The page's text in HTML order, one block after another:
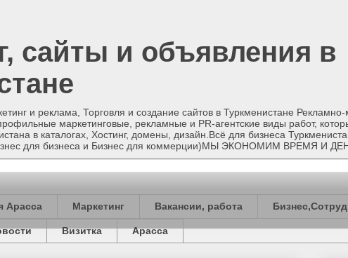
сайты и объявления в
и реклама, Торговля и создание сайтов в Туркменистане
маркетинговые, рекламные и PR-агентские виды работ,
в каталогах, Хостинг, домены, дизайн.Всё для бизнеса
для бизнеса и Бизнес для коммерции)МЫ ЭКОНОМИМ ВРЕМЯ И
Арасса Маркетинг Вакансии, работа
Визитка Арасса